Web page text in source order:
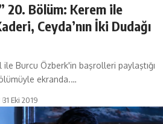
20. Bölüm: Kerem ile
Ceyda’nın İki Dudağı
ile Burcu Özberk'in başrolleri paylaştığı
ekranda.…
31 Eki 2019